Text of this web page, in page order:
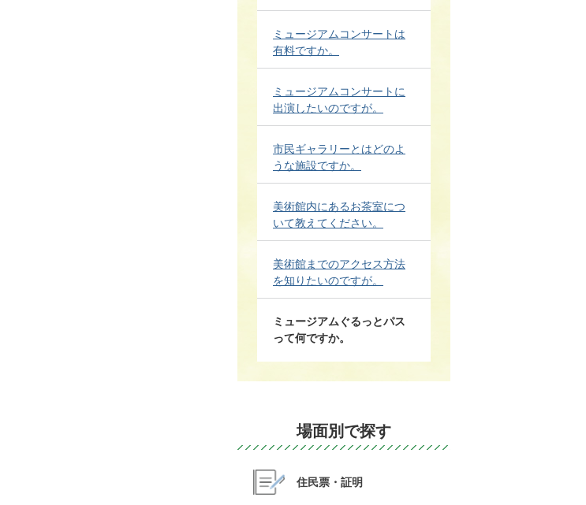
ミュージアムコンサートは
有料ですか。
ミュージアムコンサートに
出演したいのですが。
市民ギャラリーとはどのよ
うな施設ですか。
美術館内にあるお茶室につ
いて教えてください。
美術館までのアクセス方法
を知りたいのですが。
ミュージアムぐるっとパス
って何ですか。
場面別で探す
住民票・証明